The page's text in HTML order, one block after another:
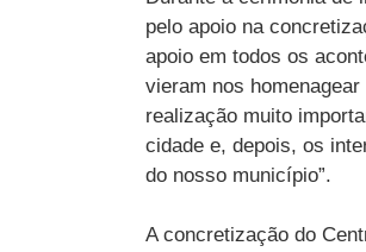
pelo apoio na
apoio em todos os
vieram nos
realização muito
cidade e, depois, os
do nosso município”.
A concretização do